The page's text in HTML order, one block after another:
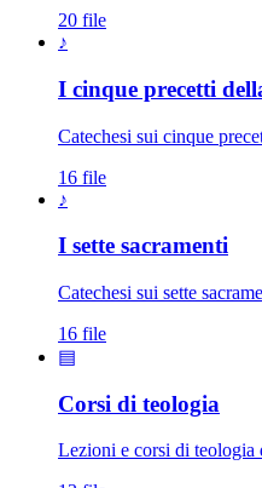
20 file
♪
I cinque precetti
Catechesi sui cinque
16 file
♪
I sette sacramenti
Catechesi sui sette
16 file
▤
Corsi di teologia
Lezioni e corsi di teologia